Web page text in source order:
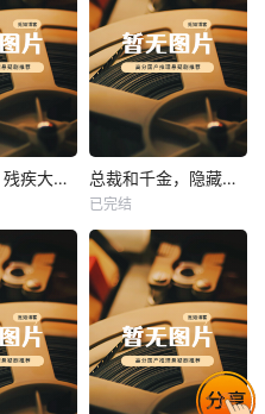
甜蜜婚宠：残疾大佬夜夜撩 热播
未知
总裁和千金，隐藏身份闪婚了
已完结